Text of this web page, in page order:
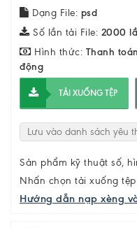
Dạng File: psd
Số lần tải File: 2000
Hình thức: Thanh
động
TẢI XUỐNG TỆP
Lưu vào danh sách yêu
Sản phẩm kỹ thuật số,
Nhấn chọn tải xuống
Hướng dẫn nạp xèng